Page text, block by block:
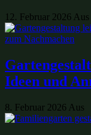
12. Februar 2026 Aus
Ideen und
8. Februar 2026 Aus